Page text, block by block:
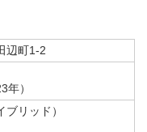
辺町1-2
年）
リッド）